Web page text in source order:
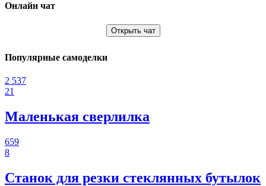
Онлайн чат
Открыть чат
Популярные самоделки
2 537
21
Маленькая сверлилка
659
8
Станок для резки стеклянных бутылок